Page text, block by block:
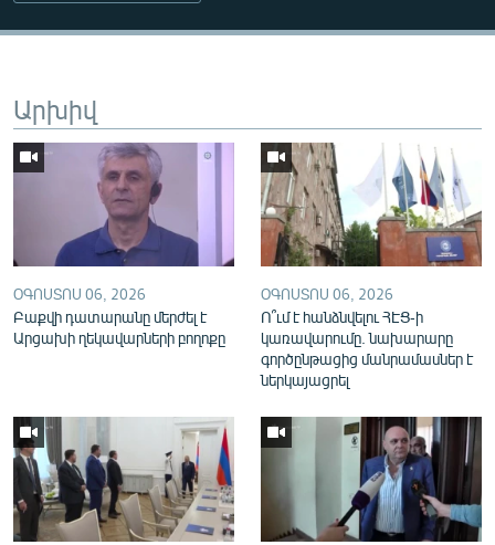
Հայերեն
Русский
ՀԵՏԵՎԵՔ ՄԵԶ
«Ազատության» բոլոր կայքերը
Արխիվ
ՕԳՈՍՏՈՍ 06, 2026
Բաքվի դատարանը մերժել է
Արցախի ղեկավարների բողոքը
ՕԳՈՍՏՈՍ 06, 2026
Ո՞ւմ է հանձնվելու ՀԷՑ-ի
կառավարումը. նախարարը
գործընթացից մանրամասներ է
ներկայացրել